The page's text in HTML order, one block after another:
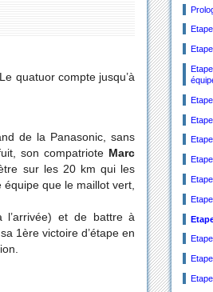
quatuor compte jusqu’à
de la Panasonic, sans
son compatriote Marc
sur les 20 km qui les
que le maillot vert,
l’arrivée) et de battre à
1ère victoire d’étape en